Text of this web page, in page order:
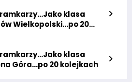
klasa
Wielkopolski…po 20
klasa
Góra…po 20 kolejkach